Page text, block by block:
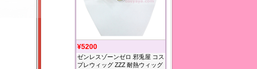
¥5200
ゼンレスゾーンゼロ 邪兎屋 コス
プレウィッグ ZZZ 耐熱ウィッグ